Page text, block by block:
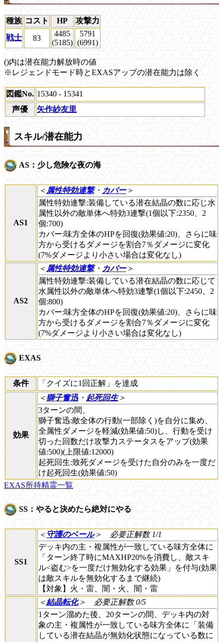
種族 コスト HP
攻撃力
戦士
83
4485
(5185)
5791
(6991)
()内は潜在能力解放時の値
※レジェンドモード時とEXASアップの潜在能力は除く
図鑑No. 15340 - 15341
声優
矢作紗友里
スキル/潜在能力
AS：少し危険な夜の海
AS1
＜ 属性特効連撃・ カバー＞
属性特効連撃:装備している潜在結晶の数に応じ水
属性以外の敵単体へ特効3連撃(1個以下:2350、2
個:700)
カバー:味方全体のHPを回復(効果値:20)、さらに味
方から受けるダメージを割合7％ダメージに変化
(7%ダメージより小さい場合は変化なし)
AS2
＜ 属性特効連撃・ カバー＞
属性特効連撃:装備している潜在結晶の数に応じて
水属性以外の敵単体へ特効3連撃(1個以下:2450、2
個:800)
カバー:味方全体のHPを回復(効果値:20)、さらに味
方から受けるダメージを割合7％ダメージに変化
(7%ダメージより小さい場合は変化なし)
EXAS
条件 「クイズに1回正解」を達成
効果
＜獅子奮迅・ 起死回生＞
3ターンの間、
獅子奮迅:敵全体の行動(一部除く)を自分に集め、
全属性ダメージを軽減(効果値:50)し、行動を受け
切った回数だけ攻撃力ステータスをアップ(効果
値:500)(上限値:12000)
起死回生:致死ダメージを受けた自分のみを一度だ
け起死回生(効果値:50)
EXAS所持精霊一覧
SS：やると決めたら絶対にやる
SS1
＜ 守護のベール＞
必要正解数 1/1
デッキ内の主・複属性が一致している味方全体に
「ターン終了時にMAXHP20%を消費し、敵スキ
ル<盗む>を一度だけ無効化する効果」を付与(効果
は敵スキルを無効化するまで継続)
【対象】火・雷、闇・火、闇・雷
＜結晶転化＞
必要正解数 0/5
1ターン溜めた後、20ターンの間、デッキ内の対
象の主・複属性が一致している味方全体に「装備
している潜在結晶が無効化状態になっている数に